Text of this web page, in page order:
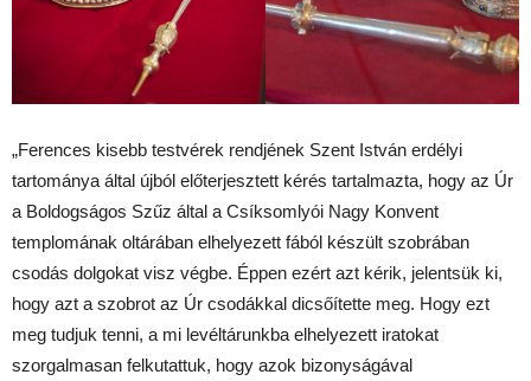
„Ferences kisebb testvérek rendjének Szent István erdélyi
tartománya által újból előterjesztett kérés tartalmazta, hogy az Úr
a Boldogságos Szűz által a Csíksomlyói Nagy Konvent
templomának oltárában elhelyezett fából készült szobrában
csodás dolgokat visz végbe. Éppen ezért azt kérik, jelentsük ki,
hogy azt a szobrot az Úr csodákkal dicsőítette meg. Hogy ezt
meg tudjuk tenni, a mi levéltárunkba elhelyezett iratokat
szorgalmasan felkutattuk, hogy azok bizonyságával